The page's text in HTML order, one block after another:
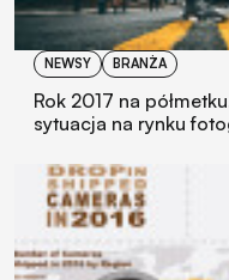
NEWSY BRANŻA
Rok 2017 na
sytuacja na rynku